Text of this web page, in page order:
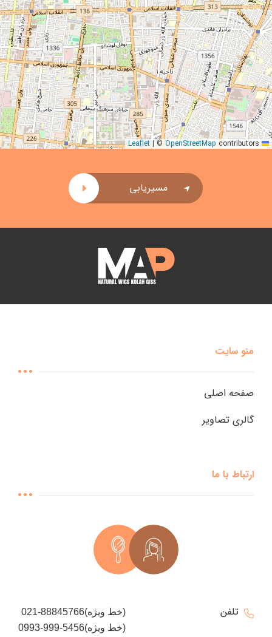
منو سایت
صفحه اصلی
گالری تصاویر
ارتباط با ما
تلفن
021-88845766(خط ویژه)
0993-999-5456(خط ویژه)
|© OpenStreetMapcontributors
مسیریابی